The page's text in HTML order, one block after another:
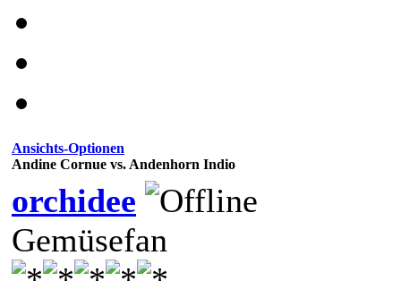
Ansichts-Optionen
Andine Cornue vs. Andenhorn Indio
orchidee
Gemüsefan